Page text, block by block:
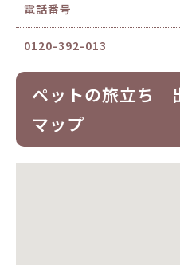
電話番号
0120-392-013
ペットの旅立ち
マップ